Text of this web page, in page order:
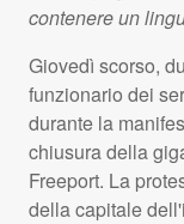
contenere un
Giovedì scorso,
funzionario dei
durante la
chiusura della
Freeport. La
della capitale